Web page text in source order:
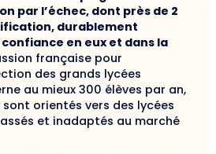
par l’échec, dont près de 2
durablement
en eux et dans la
française pour
des grands lycées
au mieux 300 élèves par an,
orientés vers des lycées
et inadaptés au marché